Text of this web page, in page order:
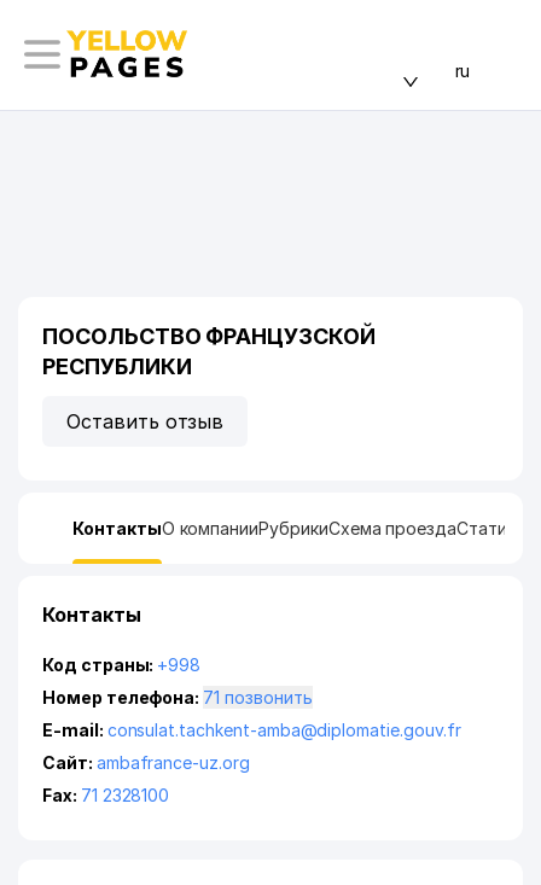
ru
ПОСОЛЬСТВО ФРАНЦУЗСКОЙ
РЕСПУБЛИКИ
Оставить отзыв
КонтактыО компанииРубрикиСхема проезда
Контакты
Код страны: +998
Номер телефона:
71 позвонить
E-mail: consulat.tachkent-amba@diplomatie.gouv.fr
Сайт: ambafrance-uz.org
Fax: 71 2328100